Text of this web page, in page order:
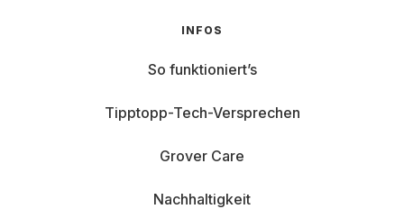
INFOS
So funktioniert’s
Tipptopp-Tech-Versprechen
Grover Care
Nachhaltigkeit